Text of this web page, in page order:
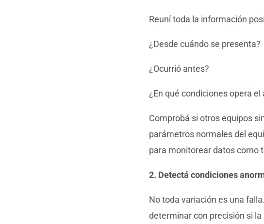
Reuní toda la información
¿Desde cuándo se presenta?
¿Ocurrió antes?
¿En qué condiciones opera el
Comprobá si otros equipos
parámetros normales del
para monitorear datos como
2. Detectá condiciones
No toda variación es una
determinar con precisión si